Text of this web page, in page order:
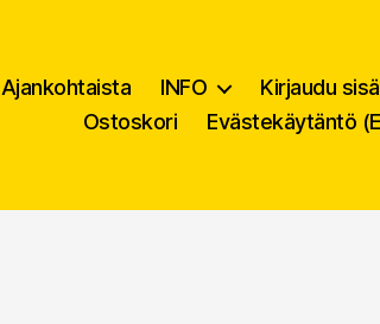
Ajankohtaista INFO
Kirjaudu
Ostoskori
Evästekäytäntö